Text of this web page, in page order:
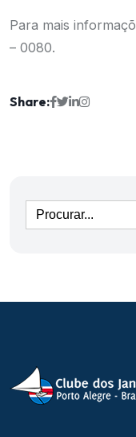
Para mais
– 0080.
Share: